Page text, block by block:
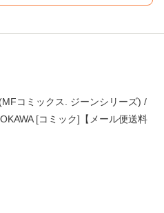
コミックス. ジーンシリーズ) /
[コミック]【メール便送料